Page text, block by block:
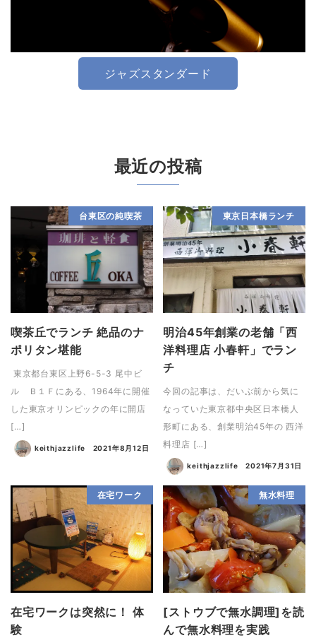
ジャズスタンダード
最近の投稿
台東区の純喫茶
喫茶丘でランチ 絶品のナ
ポリタン堪能
東京都台東区上野6-5-3 尾中ビ
ル Ｂ１Ｆにある、1964年に開催
した東京オリンピックの年に開店
[…]
keithjazzlife 2021年8月12日
東京日本橋ランチ
明治45年創業の老舗「西
洋料理店 小春軒」でラン
チ
今回の記事は、だいぶ前から気に
なっていた東京都中央区日本橋人
形町にある、創業明治45年の 西洋
料理店 […]
keithjazzlife 2021年7月31日
在宅ワーク
在宅ワークは突然に！ 体
験
無水料理
[ストウブで無水調理]を読
んで無水料理を実践